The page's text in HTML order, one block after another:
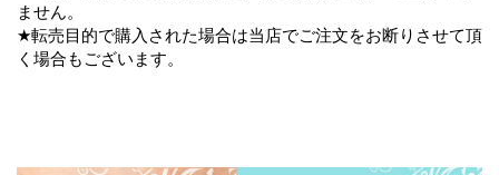
ません。
★転売目的で購入された場合は当店でご注文をお断りさせて頂
く場合もございます。